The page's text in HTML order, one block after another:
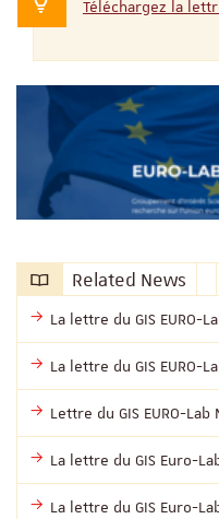
Téléchargez la
Related News
La lettre du GIS EURO-
La lettre du GIS EURO-
Lettre du GIS EURO-Lab
La lettre du GIS Euro-
La lettre du GIS Euro-